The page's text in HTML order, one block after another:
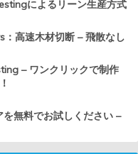
によるリーン生産方式
高速木材切断 – 飛散なし
– ワンクリックで制作
無料でお試しください –